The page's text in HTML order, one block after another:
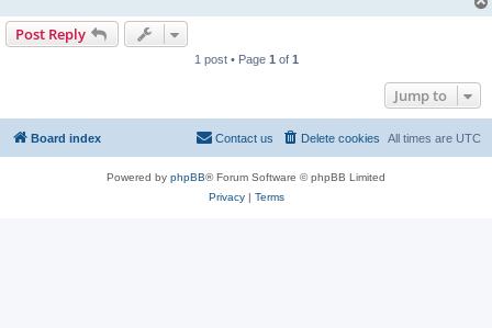
Post Reply
1 post • Page 1 of 1
Jump to
Board index All times are UTC
Delete cookies
Contact us
Powered by phpBB® Forum Software © phpBB Limited
Privacy| Terms